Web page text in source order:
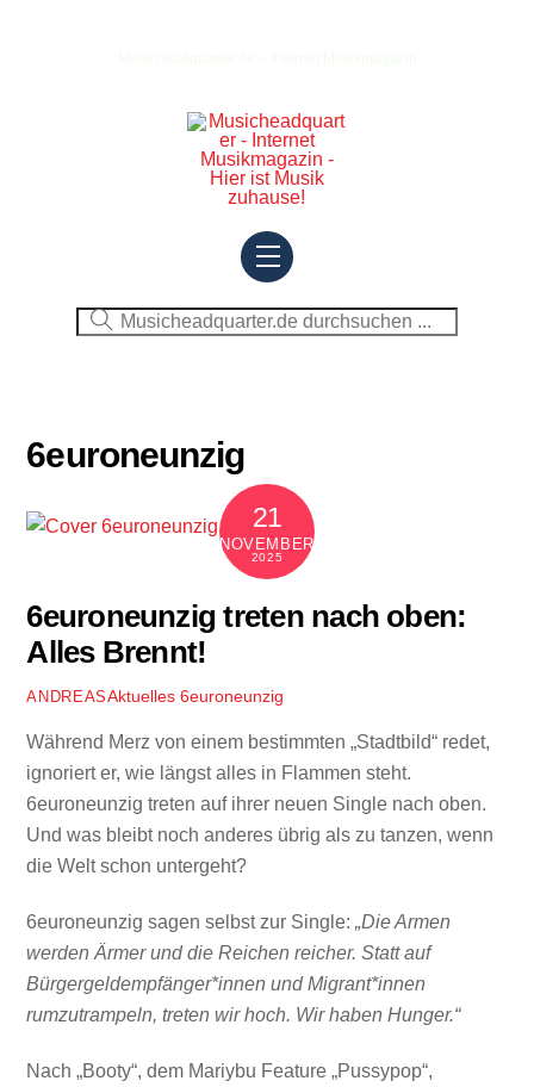
Menu
6euroneunzig
21
NOVEMBER
2025
6euroneunzig treten nach oben:
Alles Brennt!
ANDREASAktuelles 6euroneunzig
Während Merz von einem bestimmten „Stadtbild“ redet,
ignoriert er, wie längst alles in Flammen steht.
6euroneunzig treten auf ihrer neuen Single nach oben.
Und was bleibt noch anderes übrig als zu tanzen, wenn
die Welt schon untergeht?
6euroneunzig sagen selbst zur Single:„Die Armen
werden Ärmer und die Reichen reicher. Statt auf
Bürgergeldempfänger*innen und Migrant*innen
rumzutrampeln, treten wir hoch. Wir haben Hunger.“
Nach „Booty“, dem Mariybu Feature „Pussypop“,